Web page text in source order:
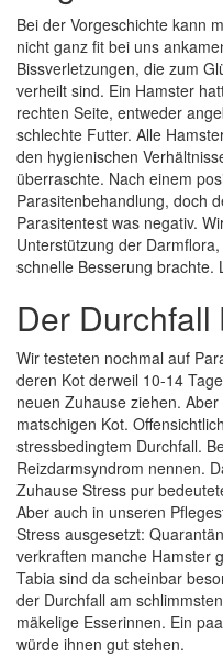
Bei der Vorgeschichte kann
nicht ganz fit bei uns
Bissverletzungen, die zum
verheilt sind. Ein Hamster
rechten Seite, entweder
schlechte Futter. Alle
den hygienischen
überraschte. Nach einem
Parasitenbehandlung, doch
Parasitentest was negativ.
Unterstützung der
schnelle Besserung brachte.
Der Durchfall
Wir testeten nochmal auf
deren Kot derweil 10-14
neuen Zuhause ziehen.
matschigen Kot.
stressbedingtem Durchfall.
Reizdarmsyndrom nennen.
Zuhause Stress pur
Aber auch in unseren
Stress ausgesetzt:
verkraften manche Hamster
Tabia sind da scheinbar
der Durchfall am
mäkelige Esserinnen. Ein
würde ihnen gut stehen.